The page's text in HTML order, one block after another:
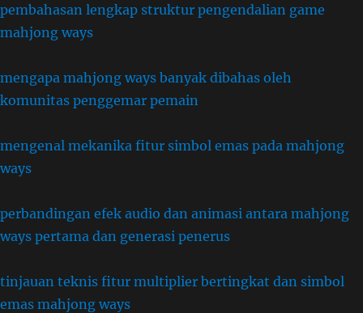
pembahasan lengkap struktur pengendalian game
mahjong ways
mengapa mahjong ways banyak dibahas oleh
komunitas penggemar pemain
mengenal mekanika fitur simbol emas pada mahjong
ways
perbandingan efek audio dan animasi antara mahjong
ways pertama dan generasi penerus
tinjauan teknis fitur multiplier bertingkat dan simbol
emas mahjong ways